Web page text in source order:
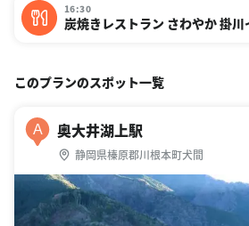
16:30
炭焼きレストラン さわやか 掛
このプランのスポット一覧
A 奥大井湖上駅
静岡県榛原郡川根本町犬間